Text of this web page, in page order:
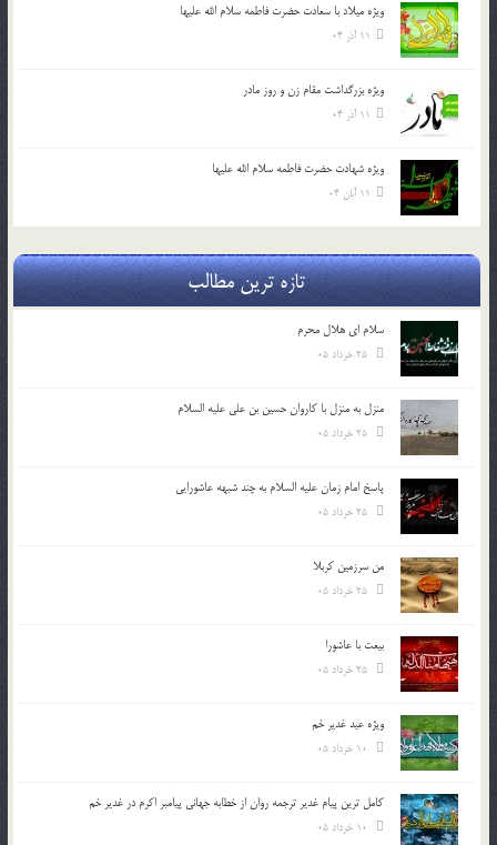
ویژه میلاد با سعادت حضرت فاطمه سلام الله علیها
11 آذر 04
ویژه بزرگداشت مقام زن و روز مادر
11 آذر 04
ویژه شهادت حضرت فاطمه سلام الله علیها
11 آبان 04
تازه ترین مطالب
سلام ای هلال محرم
منزل به منزل با کاروان حسین بن علی علیه السلام
پاسخ امام زمان علیه السلام به چند شبهه عاشورایی
من سرزمین کربلا
بیعت با عاشورا
ویژه عید غدیر خم
کامل ترین پیام غدیر ترجمه روان از خطابه جهانی پیامبر اکرم در غدیر خم